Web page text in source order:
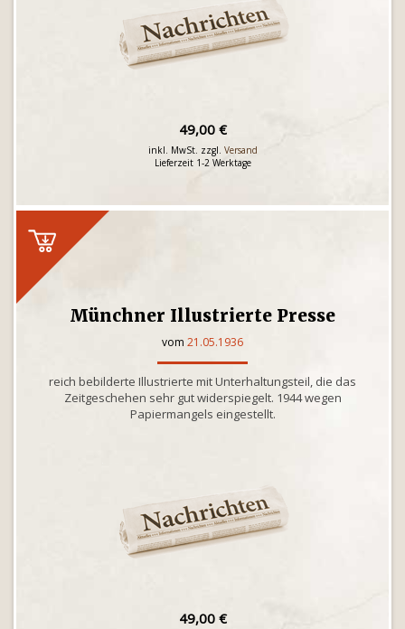
49,00 €
inkl. MwSt. zzgl. Versand
Lieferzeit 1-2 Werktage
Münchner Illustrierte Presse
vom 21.05.1936
reich bebilderte Illustrierte mit Unterhaltungsteil, die das
Zeitgeschehen sehr gut widerspiegelt. 1944 wegen
Papiermangels eingestellt.
49,00 €